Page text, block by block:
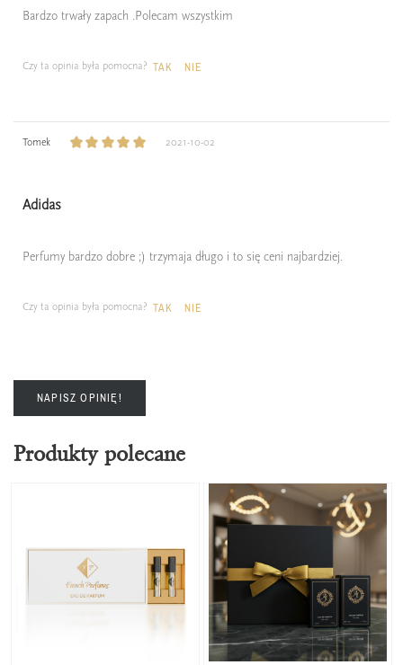
Bardzo trwały zapach .Polecam wszystkim
Czy ta opinia była pomocna? TAK NIE
Tomek 2021-10-02
Adidas
Perfumy bardzo dobre ;) trzymaja długo i to się ceni najbardziej.
Czy ta opinia była pomocna? TAK NIE
NAPISZ OPINIĘ!
Produkty polecane